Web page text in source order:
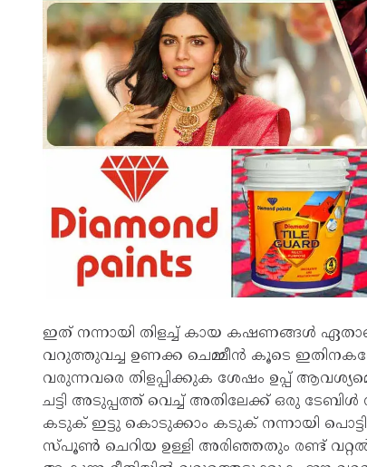
ഇത് നന്നായി തിളച്ച് കായ കഷണങ്ങൾ
വറുത്തുവച്ച ഉണക്ക ചെമ്മീൻ കൂടെ
വരുന്നവരെ തിളപ്പിക്കുക ശേഷം ഉപ്പ്
ചട്ടി അടുപ്പത്ത് വെച്ച് അതിലേക്ക് ഒരു
കടുക് ഇട്ടു കൊടുക്കാം കടുക് നന്നായി
സ്പൂൺ ചെറിയ ഉള്ളി അരിഞ്ഞതും രണ്ട്